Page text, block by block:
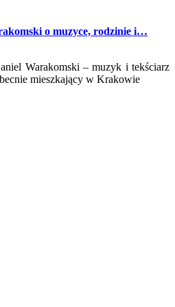
o muzyce, rodzinie i…
Warakomski – muzyk i tekściarz
mieszkający w Krakowie